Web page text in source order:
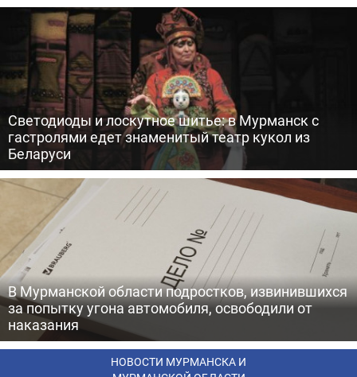
Светодиоды и лоскутное шитье: в Мурманск с
гастролями едет знаменитый театр кукол из
Беларуси
В Мурманской области подростков, извинившихся
за попытку угона автомобиля, освободили от
наказания
НОВОСТИ МУРМАНСКА И